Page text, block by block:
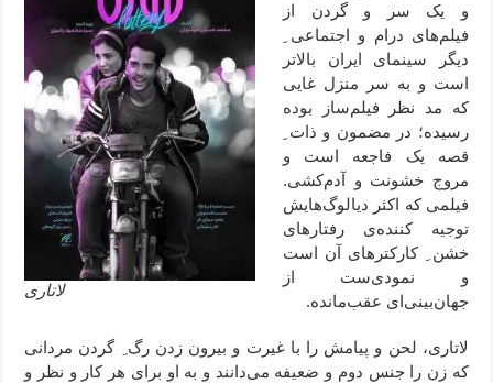
لاتاری
و یک سر و گردن از
فیلم‌های درام و اجتماعی ِ
دیگر سینمای ایران بالاتر
است و به سر منزل غایی
که مد نظر فیلم‌ساز بوده
رسیده؛ در مضمون و ذات ِ
قصه یک فاجعه است و
مروج خشونت و آدم‌کشی.
فیلمی که اکثر دیالوگ‌هایش
توجیه کننده‌ی رفتارهای
خشن ِ کارکترهای آن است
و نمودی‌ست از
جهان‌بینی‌ای عقب‌مانده.
لاتاری، لحن و پیامش را با غیرت و بیرون زدن رگ ِ گردن مردانی
که زن را جنس دوم و ضعیفه می‌دانند و به او برای هر کار و نظر و